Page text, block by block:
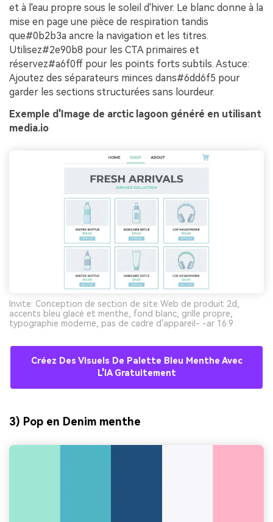
et à l'eau propre sous le soleil d'hiver. Le blanc donne à la
mise en page une pièce de respiration tandis
que#0b2b3a ancre la navigation et les titres.
Utilisez#2e90b8 pour les CTA primaires et
réservez#a6f0ff pour les points forts subtils. Astuce:
Ajoutez des séparateurs minces dans#6dd6f5 pour
garder les sections structurées sans lourdeur.
Exemple d'Image de arctic lagoon généré en utilisant
media.io
Invite: Conception de section de site Web de produit 2d,
accents bleu glacé et menthe, fond blanc, grille propre,
typographie moderne, pas de cadre d'appareil- -ar 16:9
Créez Des Visuels De Palette Bleu Menthe Avec
L'IA Gratuitement
3) Pop en Denim menthe